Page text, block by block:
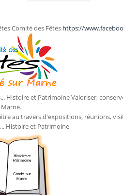
Comité des Fêtes https://
Histoire et Patrimoine Valoriser,
au travers d'expositions, réunions,
Histoire et Patrimoine